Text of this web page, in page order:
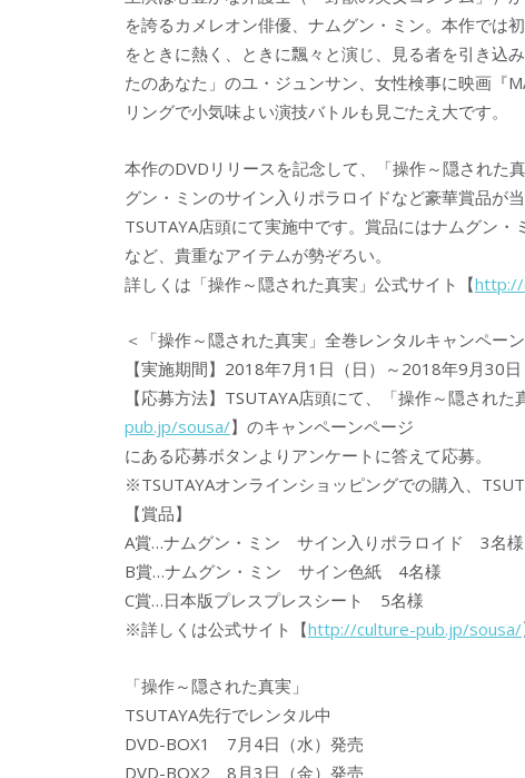
を誇るカメレオン俳優、ナムグン・ミン。本作では
をときに熱く、ときに飄々と演じ、見る者を引き込
たのあなた」のユ・ジュンサン、女性検事に映画『
リングで小気味よい演技バトルも見ごたえ大です。
本作のDVDリリースを記念して、「操作～隠された
グン・ミンのサイン入りポラロイドなど豪華賞品が
TSUTAYA店頭にて実施中です。賞品にはナムグン
など、貴重なアイテムが勢ぞろい。
詳しくは「操作～隠された真実」公式サイト【http://
＜「操作～隠された真実」全巻レンタルキャンペー
【実施期間】2018年7月1日（日）～2018年9月30日
【応募方法】TSUTAYA店頭にて、「操作～隠され
pub.jp/sousa/】のキャンペーンページ
にある応募ボタンよりアンケートに答えて応募。
※TSUTAYAオンラインショッピングでの購入、
【賞品】
A賞…ナムグン・ミン サイン入りポラロイド 3名様
B賞…ナムグン・ミン サイン色紙 4名様
C賞…日本版プレスプレスシート 5名様
※詳しくは公式サイト【http://culture-pub.jp/sousa/
「操作～隠された真実」
TSUTAYA先行でレンタル中
DVD-BOX1 7月4日（水）発売
DVD-BOX2 8月3日（金）発売